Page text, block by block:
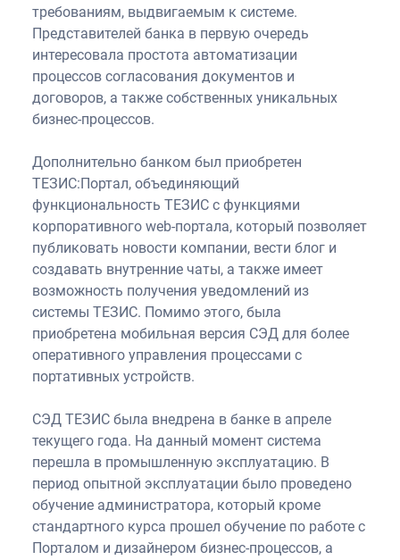
требованиям, выдвигаемым к системе.
Представителей банка в первую очередь
интересовала простота автоматизации
процессов согласования документов и
договоров, а также собственных уникальных
бизнес-процессов.
Дополнительно банком был приобретен
ТЕЗИС:Портал, объединяющий
функциональность ТЕЗИС с функциями
корпоративного web-портала, который позволяет
публиковать новости компании, вести блог и
создавать внутренние чаты, а также имеет
возможность получения уведомлений из
системы ТЕЗИС. Помимо этого, была
приобретена мобильная версия СЭД для более
оперативного управления процессами с
портативных устройств.
СЭД ТЕЗИС была внедрена в банке в апреле
текущего года. На данный момент система
перешла в промышленную эксплуатацию. В
период опытной эксплуатации было проведено
обучение администратора, который кроме
стандартного курса прошел обучение по работе с
Порталом и дизайнером бизнес-процессов, а